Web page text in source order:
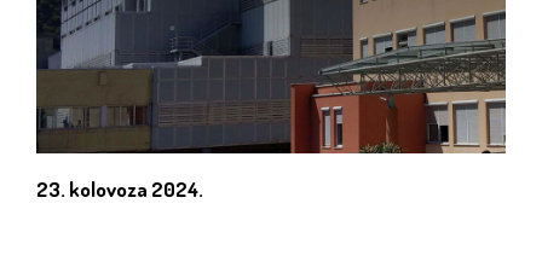
23. kolovoza 2024.